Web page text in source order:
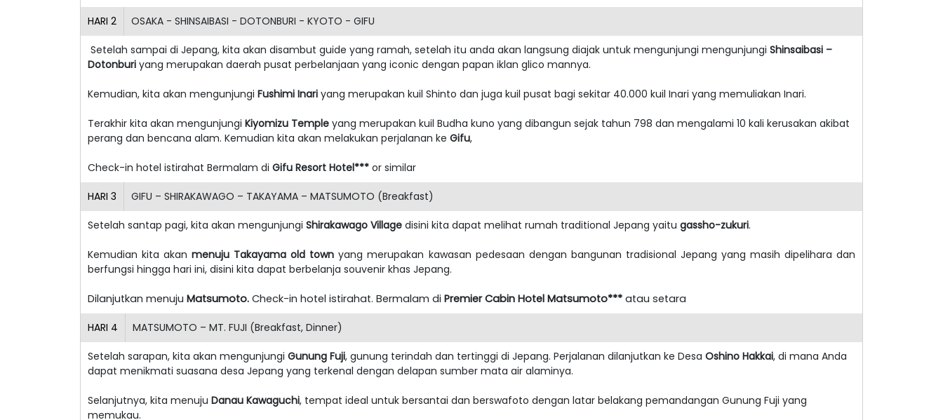
HARI 2 OSAKA - SHINSAIBASI - DOTONBURI - KYOTO - GIFU
Setelah sampai di Jepang, kita akan disambut guide yang ramah, setelah itu anda akan langsung diajak untuk mengunjungi mengunjungi Shinsaibasi –
Dotonburi yang merupakan daerah pusat perbelanjaan yang iconic dengan papan iklan glico mannya.
Kemudian, kita akan mengunjungi Fushimi Inari yang merupakan kuil Shinto dan juga kuil pusat bagi sekitar 40.000 kuil Inari yang memuliakan Inari.
Terakhir kita akan mengunjungi Kiyomizu Temple yang merupakan kuil Budha kuno yang dibangun sejak tahun 798 dan mengalami 10 kali kerusakan akibat
perang dan bencana alam. Kemudian kita akan melakukan perjalanan ke Gifu,
Check-in hotel istirahat Bermalam di Gifu Resort Hotel*** or similar
HARI 3 GIFU – SHIRAKAWAGO – TAKAYAMA – MATSUMOTO (Breakfast)
Setelah santap pagi, kita akan mengunjungi Shirakawago Village disini kita dapat melihat rumah traditional Jepang yaitu gassho-zukuri.
Kemudian kita akanmenuju Takayama old town yang merupakan kawasan pedesaan dengan bangunan tradisional Jepang yang masih dipelihara dan
berfungsi hingga hari ini, disini kita dapat berbelanja souvenir khas Jepang.
Dilanjutkan menuju Matsumoto. Check-in hotel istirahat. Bermalam di Premier Cabin Hotel Matsumoto*** atau setara
HARI 4 MATSUMOTO – MT. FUJI (Breakfast, Dinner)
Setelah sarapan, kita akan mengunjungi Gunung Fuji, gunung terindah dan tertinggi di Jepang. Perjalanan dilanjutkan ke Desa Oshino Hakkai, di mana Anda
dapat menikmati suasana desa Jepang yang terkenal dengan delapan sumber mata air alaminya.
Selanjutnya, kita menuju Danau Kawaguchi, tempat ideal untuk bersantai dan berswafoto dengan latar belakang pemandangan Gunung Fuji yang
memukau.